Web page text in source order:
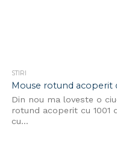
STIRI
Mouse rotund acoperit
Din nou ma loveste o
rotund acoperit cu 1001
cu...